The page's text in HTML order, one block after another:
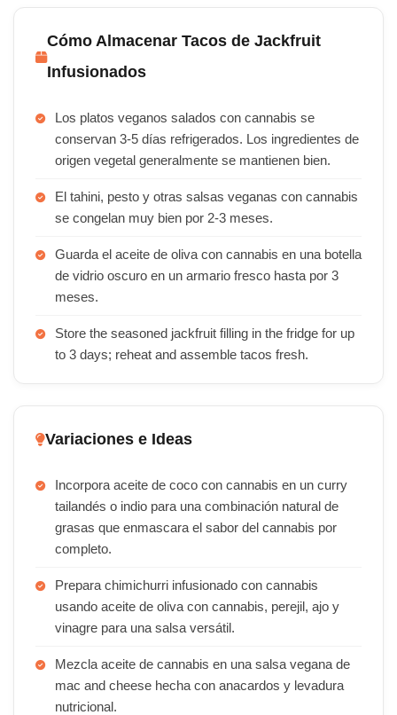
Cómo Almacenar Tacos de Jackfruit
Infusionados
Los platos veganos salados con cannabis se
conservan 3-5 días refrigerados. Los ingredientes de
origen vegetal generalmente se mantienen bien.
El tahini, pesto y otras salsas veganas con cannabis
se congelan muy bien por 2-3 meses.
Guarda el aceite de oliva con cannabis en una botella
de vidrio oscuro en un armario fresco hasta por 3
meses.
Store the seasoned jackfruit filling in the fridge for up
to 3 days; reheat and assemble tacos fresh.
Variaciones e Ideas
Incorpora aceite de coco con cannabis en un curry
tailandés o indio para una combinación natural de
grasas que enmascara el sabor del cannabis por
completo.
Prepara chimichurri infusionado con cannabis
usando aceite de oliva con cannabis, perejil, ajo y
vinagre para una salsa versátil.
Mezcla aceite de cannabis en una salsa vegana de
mac and cheese hecha con anacardos y levadura
nutricional.